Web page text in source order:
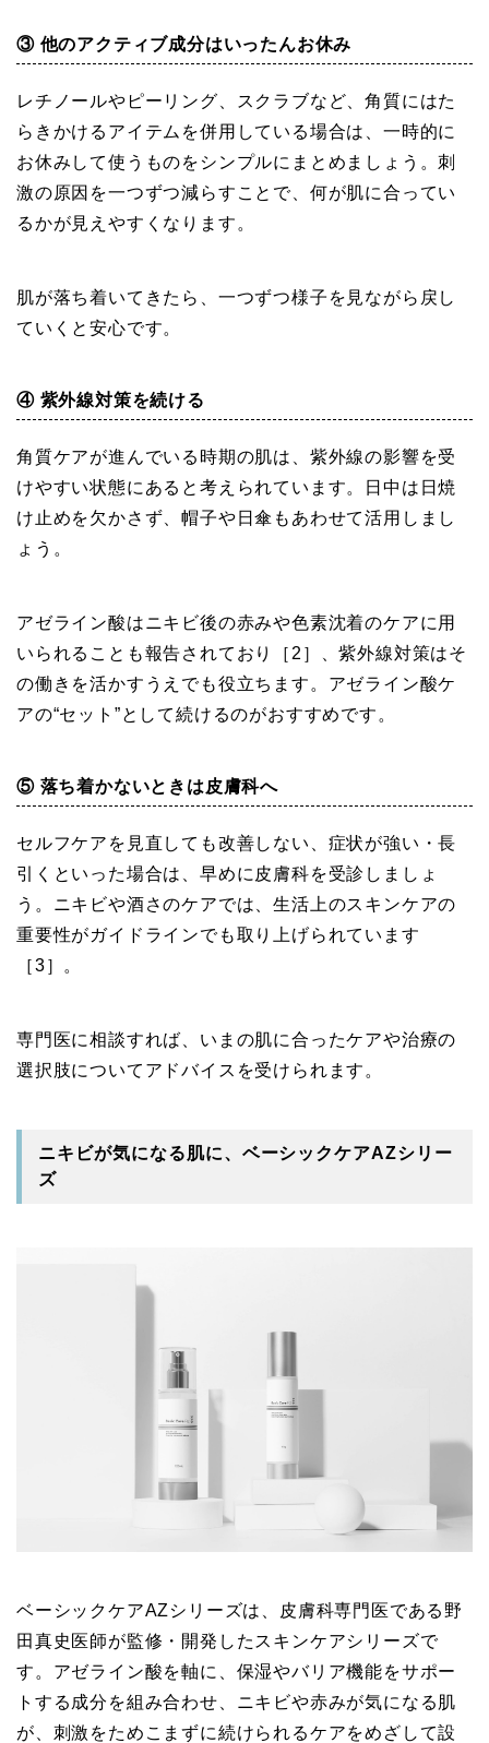
③ 他のアクティブ成分はいったんお休み
レチノールやピーリング、スクラブなど、角質にはた
らきかけるアイテムを併用している場合は、一時的に
お休みして使うものをシンプルにまとめましょう。刺
激の原因を一つずつ減らすことで、何が肌に合ってい
るかが見えやすくなります。
肌が落ち着いてきたら、一つずつ様子を見ながら戻し
ていくと安心です。
④ 紫外線対策を続ける
角質ケアが進んでいる時期の肌は、紫外線の影響を受
けやすい状態にあると考えられています。日中は日焼
け止めを欠かさず、帽子や日傘もあわせて活用しまし
ょう。
アゼライン酸はニキビ後の赤みや色素沈着のケアに用
いられることも報告されており［2］、紫外線対策はそ
の働きを活かすうえでも役立ちます。アゼライン酸ケ
アの“セット”として続けるのがおすすめです。
⑤ 落ち着かないときは皮膚科へ
セルフケアを見直しても改善しない、症状が強い・長
引くといった場合は、早めに皮膚科を受診しましょ
う。ニキビや酒さのケアでは、生活上のスキンケアの
重要性がガイドラインでも取り上げられています
［3］。
専門医に相談すれば、いまの肌に合ったケアや治療の
選択肢についてアドバイスを受けられます。
ニキビが気になる肌に、ベーシックケアAZシリー
ズ
ベーシックケアAZシリーズは、皮膚科専門医である野
田真史医師が監修・開発したスキンケアシリーズで
す。アゼライン酸を軸に、保湿やバリア機能をサポー
トする成分を組み合わせ、ニキビや赤みが気になる肌
が、刺激をためこまずに続けられるケアをめざして設